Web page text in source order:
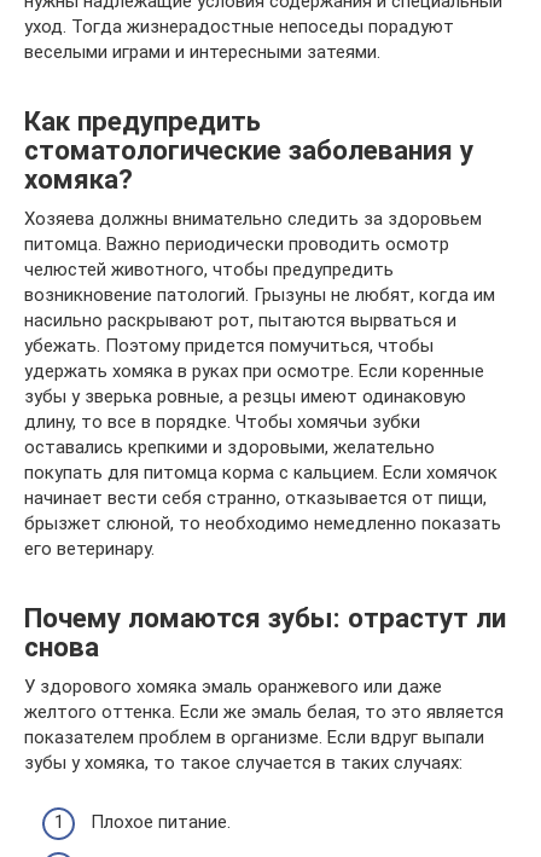
уход. Тогда жизнерадостные непоседы порадуют
веселыми играми и интересными затеями.
Как предупредить
стоматологические заболевания у
хомяка?
Хозяева должны внимательно следить за здоровьем
питомца. Важно периодически проводить осмотр
челюстей животного, чтобы предупредить
возникновение патологий. Грызуны не любят, когда им
насильно раскрывают рот, пытаются вырваться и
убежать. Поэтому придется помучиться, чтобы
удержать хомяка в руках при осмотре. Если коренные
зубы у зверька ровные, а резцы имеют одинаковую
длину, то все в порядке. Чтобы хомячьи зубки
оставались крепкими и здоровыми, желательно
покупать для питомца корма с кальцием. Если хомячок
начинает вести себя странно, отказывается от пищи,
брызжет слюной, то необходимо немедленно показать
его ветеринару.
Почему ломаются зубы: отрастут ли
снова
У здорового хомяка эмаль оранжевого или даже
желтого оттенка. Если же эмаль белая, то это является
показателем проблем в организме. Если вдруг выпали
зубы у хомяка, то такое случается в таких случаях:
Плохое питание.